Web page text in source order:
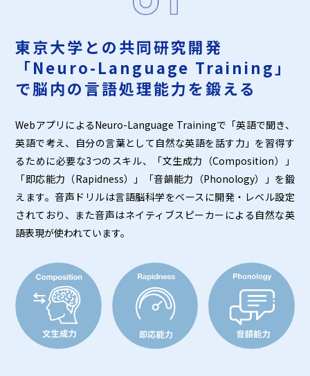
東京大学との共同研究開発
「Neuro-Language Training」
で脳内の言語処理能力を鍛える
WebアプリによるNeuro-Language Trainingで「英語で聞き、
英語で考え、自分の言葉として自然な英語を話す力」を習得す
るために必要な3つのスキル、「文生成力（Composition）」
「即応能力（Rapidness）」「音韻能力（Phonology）」を鍛
えます。音声ドリルは言語脳科学をベースに開発・レベル設定
されており、また音声はネイティブスピーカーによる自然な英
語表現が使われています。